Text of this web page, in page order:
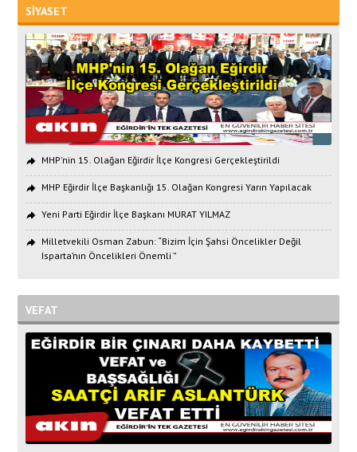
SİYASET
MHP'nin 15. Olağan Eğirdir İlçe Kongresi Gerçekleştirildi
MHP Eğirdir İlçe Başkanlığı 15. Olağan Kongresi Yarın Yapılacak
Yeni Parti Eğirdir İlçe Başkanı MURAT YILMAZ
Milletvekili Osman Zabun: “Bizim İçin Şahsi Öncelikler Değil
Isparta’nın Öncelikleri Önemli ”
VEFAT